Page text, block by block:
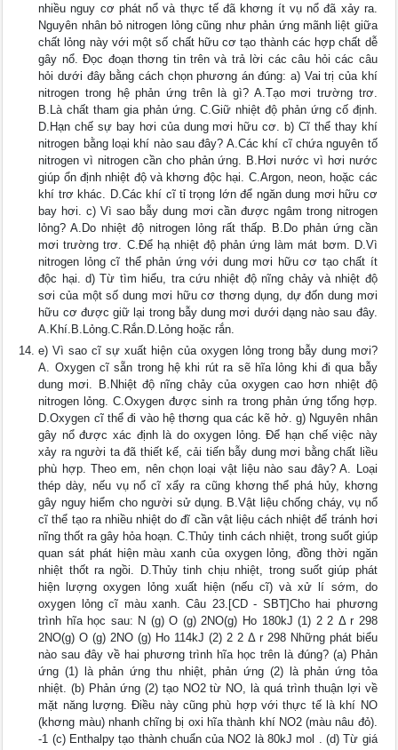
nhiều nguy cơ phát nổ và thực tế đã khơng ít vụ nổ đã xảy ra.
Nguyên nhân bỏ nitrogen lỏng cũng như phản ứng mãnh liệt giữa
chất lỏng này với một số chất hữu cơ tạo thành các hợp chất dễ
gây nổ. Đọc đoạn thơng tin trên và trả lời các câu hỏi các câu
hỏi dưới đây bằng cách chọn phương án đúng: a) Vai trị của khí
nitrogen trong hệ phản ứng trên là gì? A.Tạo mơi trường trơ.
B.Là chất tham gia phản ứng. C.Giữ nhiệt độ phản ứng cố định.
D.Hạn chế sự bay hơi của dung mơi hữu cơ. b) Cĩ thể thay khí
nitrogen bằng loại khí nào sau đây? A.Các khí cĩ chứa nguyên tố
nitrogen vì nitrogen cần cho phản ứng. B.Hơi nước vì hơi nước
giúp ổn định nhiệt độ và khơng độc hại. C.Argon, neon, hoặc các
khí trơ khác. D.Các khí cĩ tỉ trọng lớn để ngăn dung mơi hữu cơ
bay hơi. c) Vì sao bẫy dung mơi cần được ngâm trong nitrogen
lỏng? A.Do nhiệt độ nitrogen lỏng rất thấp. B.Do phản ứng cần
mơi trường trơ. C.Để hạ nhiệt độ phản ứng làm mát bơm. D.Vì
nitrogen lỏng cĩ thể phản ứng với dung mơi hữu cơ tạo chất ít
độc hại. d) Từ tìm hiểu, tra cứu nhiệt độ nĩng chảy và nhiệt độ
sơi của một số dung mơi hữu cơ thơng dụng, dự đốn dung mơi
hữu cơ được giữ lại trong bẫy dung mơi dưới dạng nào sau đây.
A.Khí.B.Lỏng.C.Rắn.D.Lỏng hoặc rắn.
e) Vì sao cĩ sự xuất hiện của oxygen lỏng trong bẫy dung mơi?
A. Oxygen cĩ sẵn trong hệ khi rút ra sẽ hĩa lỏng khi đi qua bẫy
dung mơi. B.Nhiệt độ nĩng chảy của oxygen cao hơn nhiệt độ
nitrogen lỏng. C.Oxygen được sinh ra trong phản ứng tổng hợp.
D.Oxygen cĩ thể đi vào hệ thơng qua các kẽ hở. g) Nguyên nhân
gây nổ được xác định là do oxygen lỏng. Để hạn chế việc này
xảy ra người ta đã thiết kế, cải tiến bẫy dung mơi bằng chất liều
phù hợp. Theo em, nên chọn loại vật liệu nào sau đây? A. Loại
thép dày, nếu vụ nổ cĩ xẩy ra cũng khơng thể phá hủy, khơng
gây nguy hiểm cho người sử dụng. B.Vật liệu chống cháy, vụ nổ
cĩ thể tạo ra nhiều nhiệt do đĩ cần vật liệu cách nhiệt để tránh hơi
nĩng thốt ra gây hỏa hoạn. C.Thủy tinh cách nhiệt, trong suốt giúp
quan sát phát hiện màu xanh của oxygen lỏng, đồng thời ngăn
nhiệt thốt ra ngồi. D.Thủy tinh chịu nhiệt, trong suốt giúp phát
hiện lượng oxygen lỏng xuất hiện (nếu cĩ) và xử lí sớm, do
oxygen lỏng cĩ màu xanh. Câu 23.[CD - SBT]Cho hai phương
trình hĩa học sau: N (g) O (g) 2NO(g) Ho 180kJ (1) 2 2 Δ r 298
2NO(g) O (g) 2NO (g) Ho 114kJ (2) 2 2 Δ r 298 Những phát biểu
nào sau đây về hai phương trình hĩa học trên là đúng? (a) Phản
ứng (1) là phản ứng thu nhiệt, phản ứng (2) là phản ứng tỏa
nhiệt. (b) Phản ứng (2) tạo NO2 từ NO, là quá trình thuận lợi về
mặt năng lượng. Điều này cũng phù hợp với thực tế là khí NO
(khơng màu) nhanh chĩng bị oxi hĩa thành khí NO2 (màu nâu đỏ).
-1 (c) Enthalpy tạo thành chuẩn của NO2 là 80kJ mol . (d) Từ giá